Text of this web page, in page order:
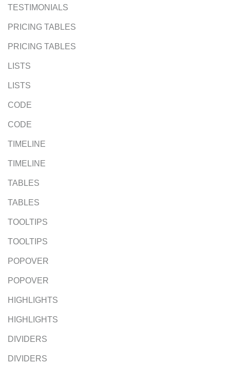
TESTIMONIALS
PRICING TABLES
PRICING TABLES
LISTS
LISTS
CODE
CODE
TIMELINE
TIMELINE
TABLES
TABLES
TOOLTIPS
TOOLTIPS
POPOVER
POPOVER
HIGHLIGHTS
HIGHLIGHTS
DIVIDERS
DIVIDERS